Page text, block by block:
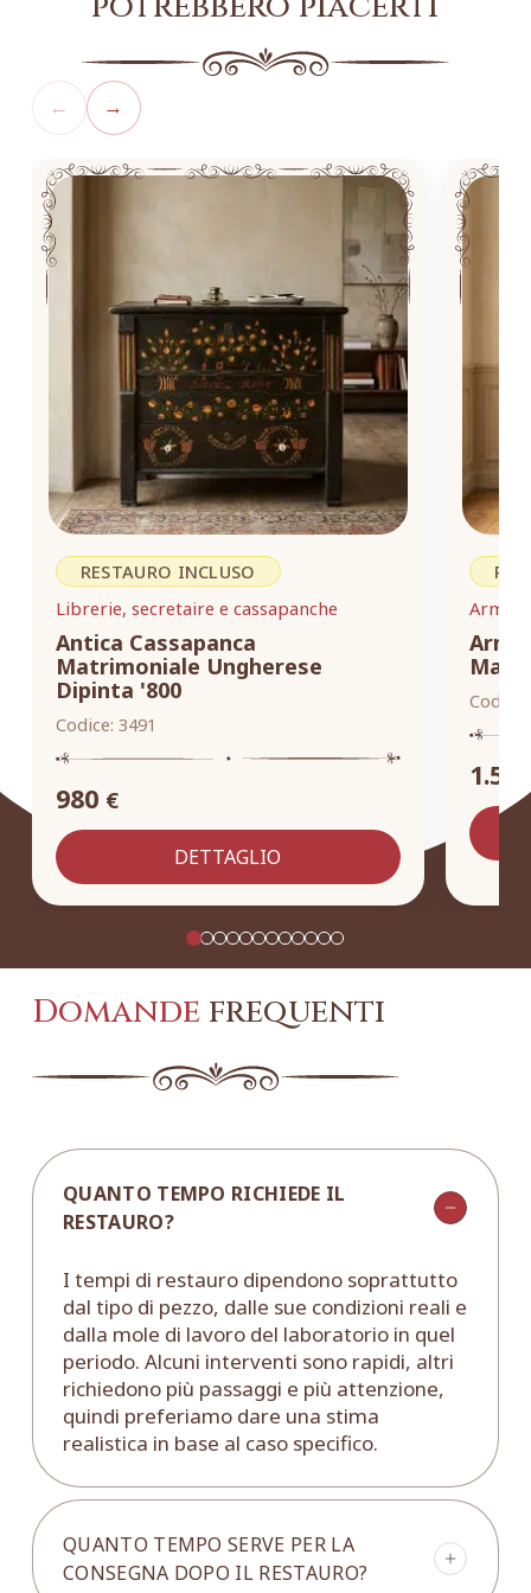
← →
RESTAURO INCLUSO
Librerie, secretaire e cassapanche
Antica Cassapanca
Matrimoniale Ungherese
Dipinta '800
Codice: 3491
980 €
DETTAGLIO
Codice:
Domandefrequenti
QUANTO TEMPO RICHIEDE IL
RESTAURO?
I tempi di restauro dipendono soprattutto
dal tipo di pezzo, dalle sue condizioni reali e
dalla mole di lavoro del laboratorio in quel
periodo. Alcuni interventi sono rapidi, altri
richiedono più passaggi e più attenzione,
quindi preferiamo dare una stima
realistica in base al caso specifico.
QUANTO TEMPO SERVE PER LA
CONSEGNA DOPO IL RESTAURO?